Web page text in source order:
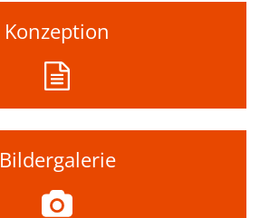
Konzeption
Bildergalerie